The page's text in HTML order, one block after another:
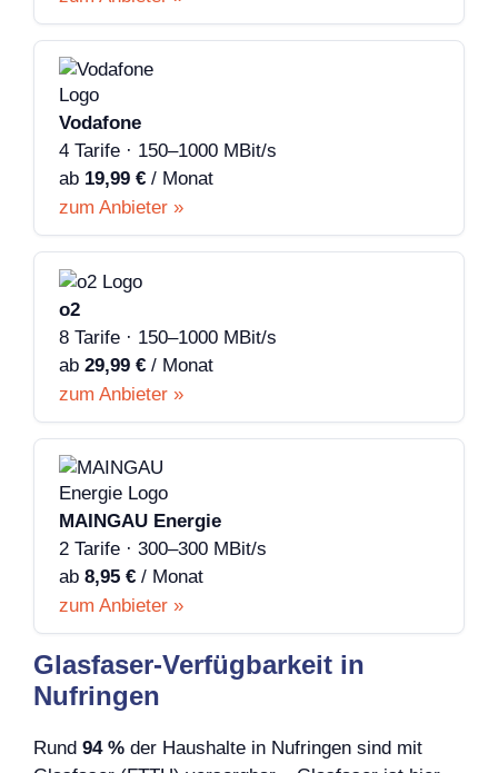
Vodafone
4 Tarife · 150–1000 MBit/s
ab 19,99 € / Monat
zum Anbieter »
o2
8 Tarife · 150–1000 MBit/s
ab 29,99 € / Monat
zum Anbieter »
MAINGAU Energie
2 Tarife · 300–300 MBit/s
ab 8,95 € / Monat
zum Anbieter »
Glasfaser-Verfügbarkeit in
Nufringen
Rund 94 % der Haushalte in Nufringen sind mit